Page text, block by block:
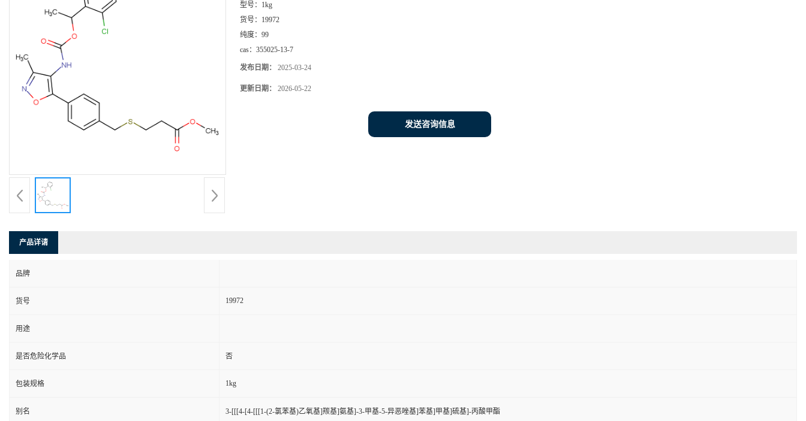
型号： 1kg
货号： 19972
纯度： 99
cas： 355025-13-7
发布日期： 2025-03-24
更新日期： 2026-05-22
发送咨询信息
产品详请
品牌
货号 19972
用途
是否危险化学品 否
包装规格 1kg
别名 3-[[[4-[4-[[[1-(2-氯苯基)乙氧基]羰基]氨基]-3-甲基-5-异恶唑基]苯基]甲基]硫基]-丙酸甲酯